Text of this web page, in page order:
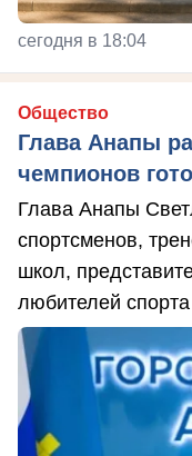
сегодня в 18:04
Общество
Глава Анапы
чемпионов
Глава Анапы
спортсменов,
школ,
любителей